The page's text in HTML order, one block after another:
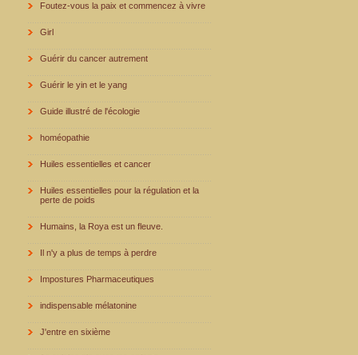
Foutez-vous la paix et commencez à vivre
Girl
Guérir du cancer autrement
Guérir le yin et le yang
Guide illustré de l'écologie
homéopathie
Huiles essentielles et cancer
Huiles essentielles pour la régulation et la
perte de poids
Humains, la Roya est un fleuve.
Il n'y a plus de temps à perdre
Impostures Pharmaceutiques
indispensable mélatonine
J'entre en sixième